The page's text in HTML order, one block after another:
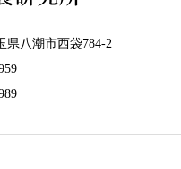
県八潮市西袋784-2